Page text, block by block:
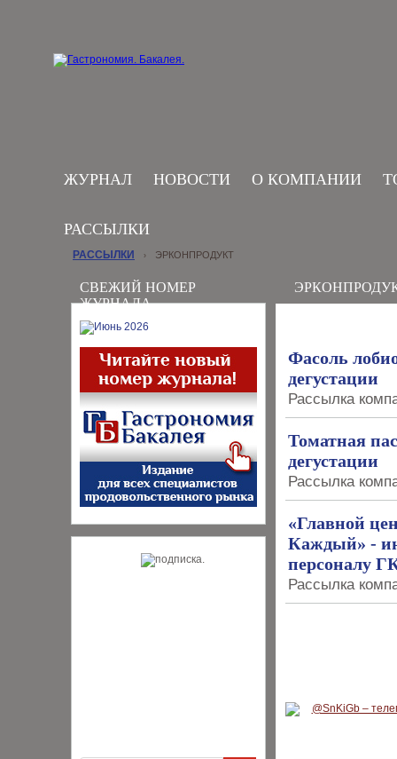
ЖУРНАЛ НОВОСТИ О КОМПАНИИ
РАССЫЛКИ
СВЕЖИЙ НОМЕР
ЖУРНАЛА
РАССЫЛКИ › ЭРКОНПРОДУКТ
Фасоль
дегустации
Рассылка
Томатная
дегустации
Рассылка
«Главной
Каждый» -
персоналу
Рассылка